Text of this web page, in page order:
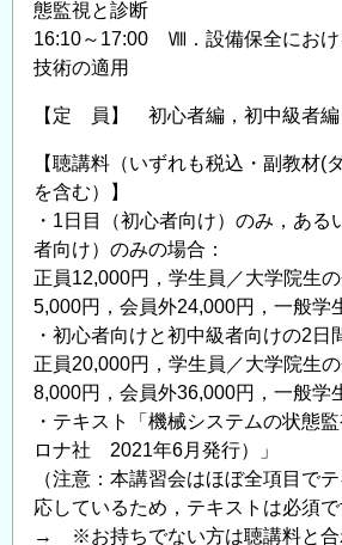
態監視と診断
16:10～17:00 Ⅷ．設備保全におけ
技術の適用
【定 員】 初心者編，初中級者編
【聴講料（いずれも税込・副教材(
を含む）】
・1日目（初心者向け）のみ，ある
者向け）のみの場合：
正員12,000円，学生員／大学院生の
5,000円，会員外24,000円，一般学
・初心者向けと初中級者向けの2日
正員20,000円，学生員／大学院生の
8,000円，会員外36,000円，一般学
・テキスト「機械システムの状態
ロナ社 2021年6月発行）」
（注意：本講習会はほぼ全項目で
応しているため，テキストは必須で
→ ※お持ちでない方は聴講料と合